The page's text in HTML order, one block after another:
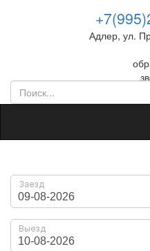
Адлер, ул.